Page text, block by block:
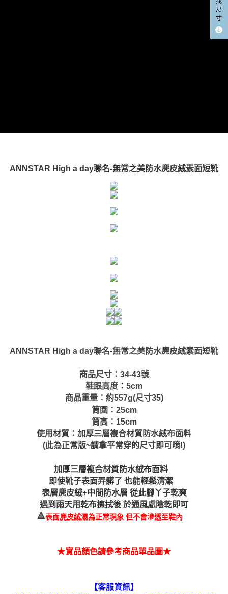
ANNSTAR High a day聯名-無常之美防水麂皮絨素面短靴
ANNSTAR High a day聯名-無常之美防水麂皮絨素面短靴
商品尺寸：34-43號
鞋跟高度：5cm
商品重量：約557g(尺寸35)
筒圍：25cm
筒高：15cm
使用材質： 加厚三層複合材質防水絨布面料
(此為正常版~請拿平常穿的尺寸即可唷!)
加厚三層複合材質防水絨布面料
即使靴子表面弄髒了 也能輕鬆清潔
表層麂皮絨+中間防水層 從此腳丫子乾爽
遇到雨天用乾布擦拭後 於通風處陰乾即可
🔺表面麂皮絨濕為正常現象 但不會滲透至鞋內
★實品顏色請參考商品單品圖★
【客服資訊】
尺
寸